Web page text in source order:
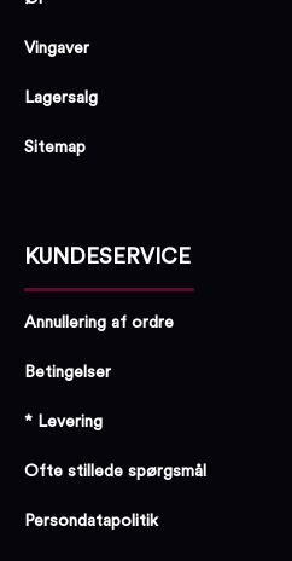
Vingaver
Lagersalg
Sitemap
KUNDESERVICE
Annullering af ordre
Betingelser
* Levering
Ofte stillede spørgsmål
Persondatapolitik